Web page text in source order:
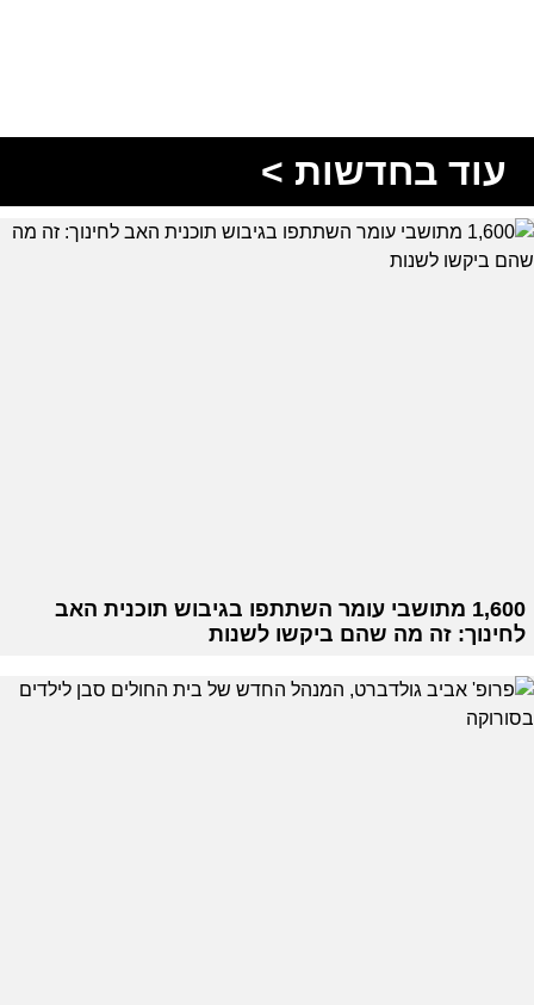
עוד בחדשות >
1,600 מתושבי עומר השתתפו בגיבוש תוכנית האב
לחינוך: זה מה שהם ביקשו לשנות